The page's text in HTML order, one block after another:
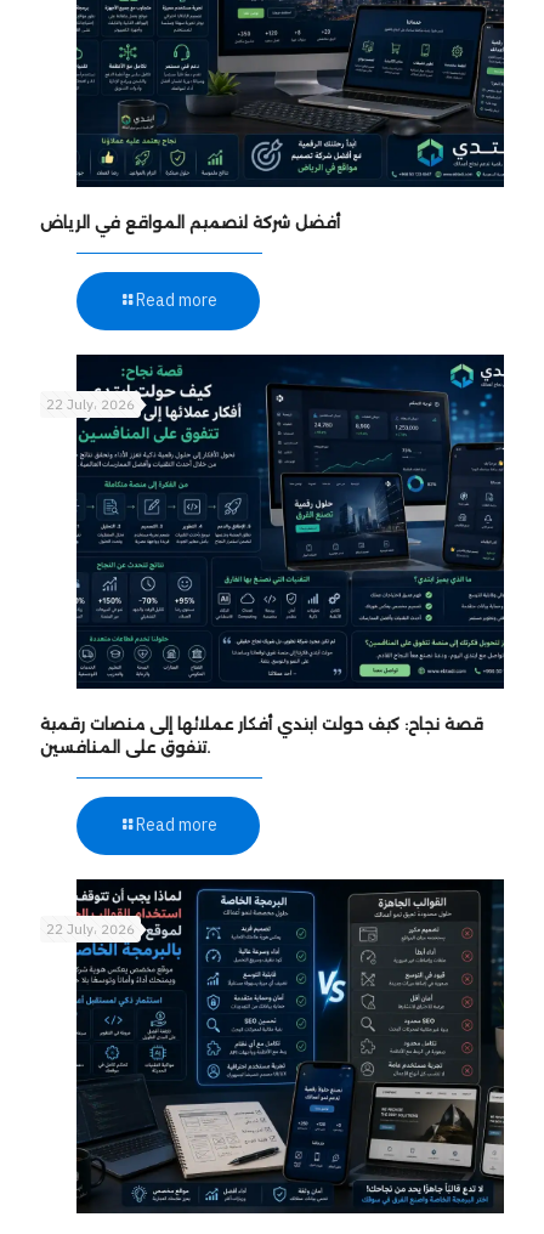
أفضل شركة لتصميم المواقع في الرياض
Read more
22 July، 2026
قصة نجاح: كيف حولت ابتدي أفكار عملائها إلى منصات رقمية
تتفوق على المنافسين.
Read more
22 July، 2026